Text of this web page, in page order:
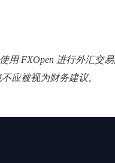
用 FXOpen 进行外汇交易
应被视为财务建议。